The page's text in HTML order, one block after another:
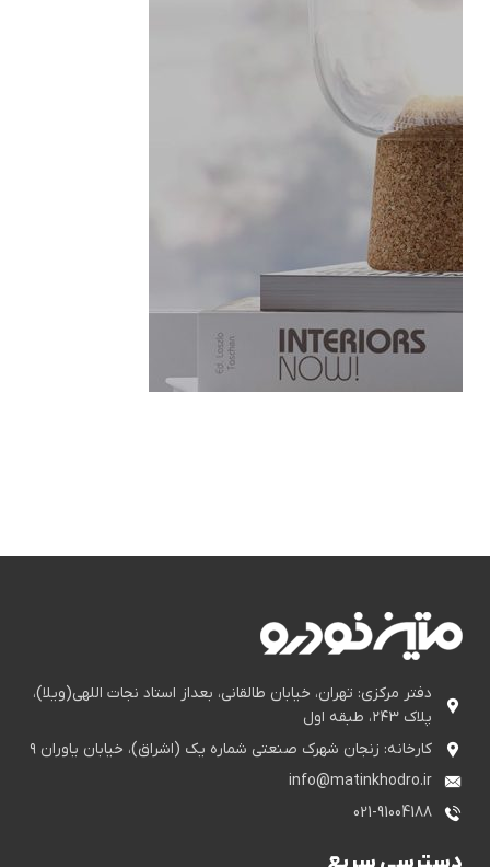
دفتر مرکزی: تهران، خیابان طالقانی، بعداز استاد نجات اللهی(ویلا)،
پلاک ۲۴۳، طبقه اول
کارخانه: زنجان شهرک صنعتی شماره یک (اشراق)، خیابان یاوران ۹
info@matinkhodro.ir
021-91004188